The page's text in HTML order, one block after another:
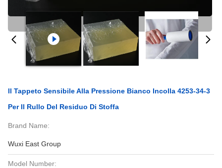
Il Tappeto Sensibile Alla Pressione Bianco Incolla 4253-34-3
Per Il Rullo Del Residuo Di Stoffa
Brand Name:
Wuxi East Group
Model Number: